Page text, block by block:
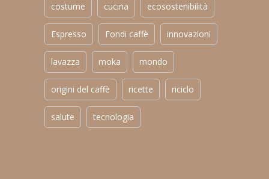
costume cucina ecosostenibilità
Espresso Fondi caffè innovazioni
lavazza moka mondo
origini del caffè ricette riciclo
salute tecnologia